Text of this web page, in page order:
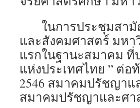
ในการประชุมสามั
และสังคมศาสตร์ มหา
แรกในฐานะสมาคม ที่
แห่งประเทศไทย ” ต่
2546 สมาคมปรัชญา
สมาคมปรัชญาและศา